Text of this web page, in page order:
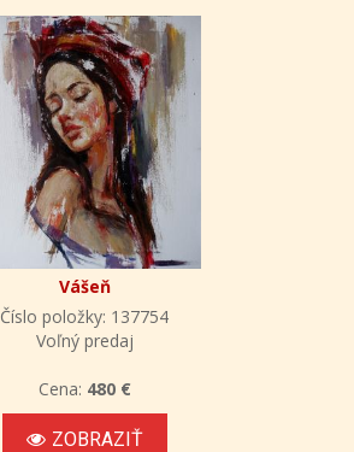
Vášeň
Číslo položky: 137754
Voľný predaj
Cena: 480 €
ZOBRAZIŤ